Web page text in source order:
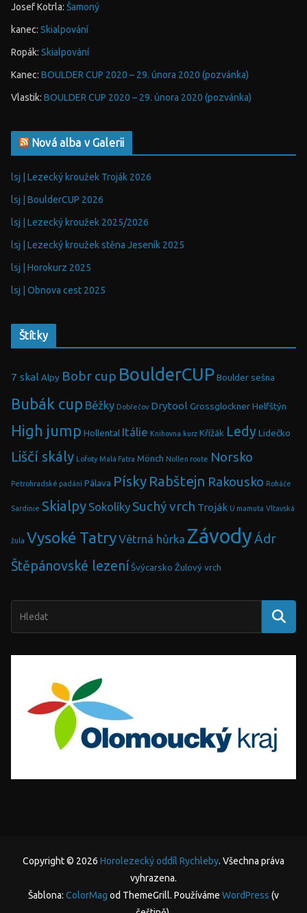
Josef Kotrla: Šamoný
kanec: Skialpování
Ropák: Skialpování
Kanec: BOULDER CUP 2020 – 29. února 2020 (pozvánka)
Vlastik: BOULDER CUP 2020 – 29. února 2020 (pozvánka)
Nová alba v Galerii
lsj | Lezecký kroužek Troják 2026
lsj | BoulderCUP 2026
lsj | Lezecký kroužek 2025/2026
lsj | Lezecký kroužek stěna Jeseník 2025
lsj | Horokurz 2025
lsj | Obnova cest 2025
Štítky
7 skal Alpy Bobr cup BoulderCUP Boulder sešna
Bubák cup Běžky Dobřečov Drytool Grossglockner Helfštýn
High jump Hollental Itálie Knihovna kurz Křížák Ledy Lidečko
Liščí skály Lofoty Malá Fatra Mönch Nollen route Norsko
Petrohradské padání Pálava Písky Rabštejn Rakousko Roháče
Sardinie Skialpy Sokolíky Suchý vrch Troják U mamuta Vltavská
žula Vysoké TatryVětrná hůrka ZávodyÁdr
Štěpánovské lezení Švýcarsko Žulový vrch
Copyright © 2026 Horolezecký oddíl Rychleby. Všechna práva
vyhrazena.
Šablona: ColorMag od ThemeGrill. Používáme WordPress (v